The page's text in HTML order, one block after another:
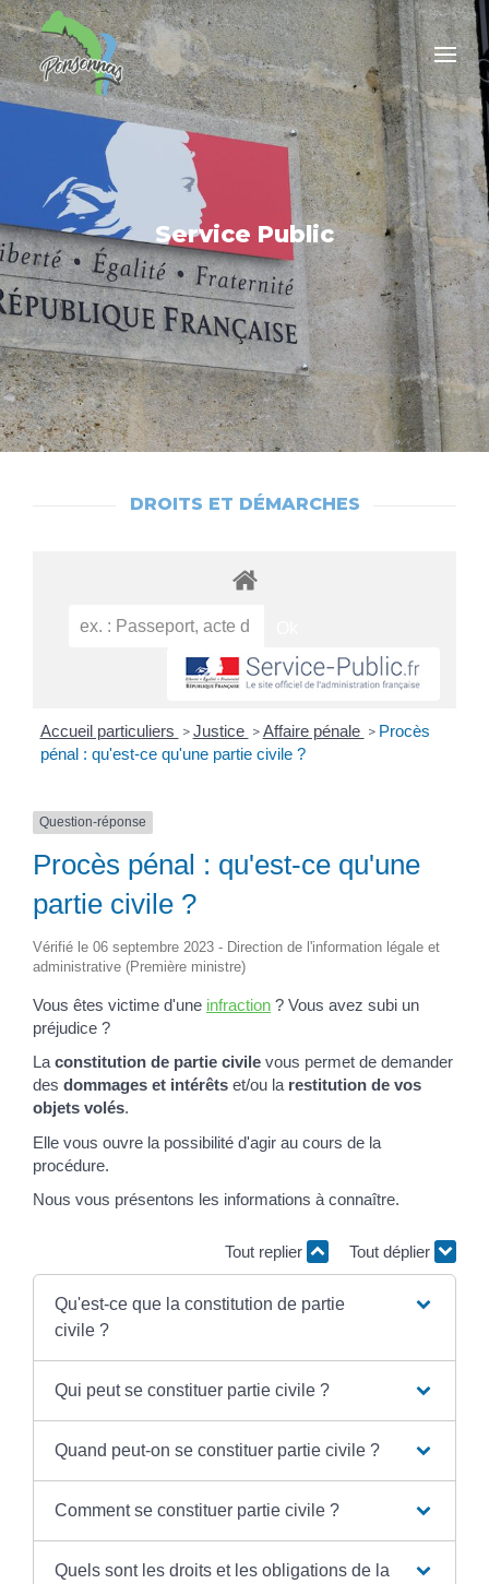
Service Public
DROITS ET DÉMARCHES
Accueil particuliers > Justice > Affaire pénale > Procès
pénal : qu'est-ce qu'une partie civile ?
Question-réponse
Procès pénal : qu'est-ce qu'une
partie civile ?
Vérifié le 06 septembre 2023 - Direction de l'information légale et
administrative (Première ministre)
Vous êtes victime d'une infraction ? Vous avez subi un
préjudice ?
La constitution de partie civile vous permet de demander
des dommages et intérêts et/ou la restitution de vos
objets volés.
Elle vous ouvre la possibilité d'agir au cours de la
procédure.
Nous vous présentons les informations à connaître.
Tout replier Tout déplier
Qu'est-ce que la constitution de partie
civile ?
Qui peut se constituer partie civile ?
Quand peut-on se constituer partie civile ?
Comment se constituer partie civile ?
Quels sont les droits et les obligations de la